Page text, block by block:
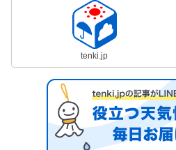
tenki.jp